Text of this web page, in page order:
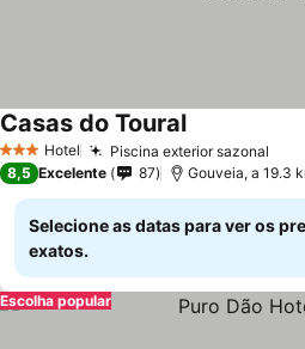
3 EstrelasHotel Piscina exterior sazonal
Casas do Toural
8,5 Excelente 87 Gouveia, a 19.3
Selecione as datas para ver os
exatos.
Escolha popular